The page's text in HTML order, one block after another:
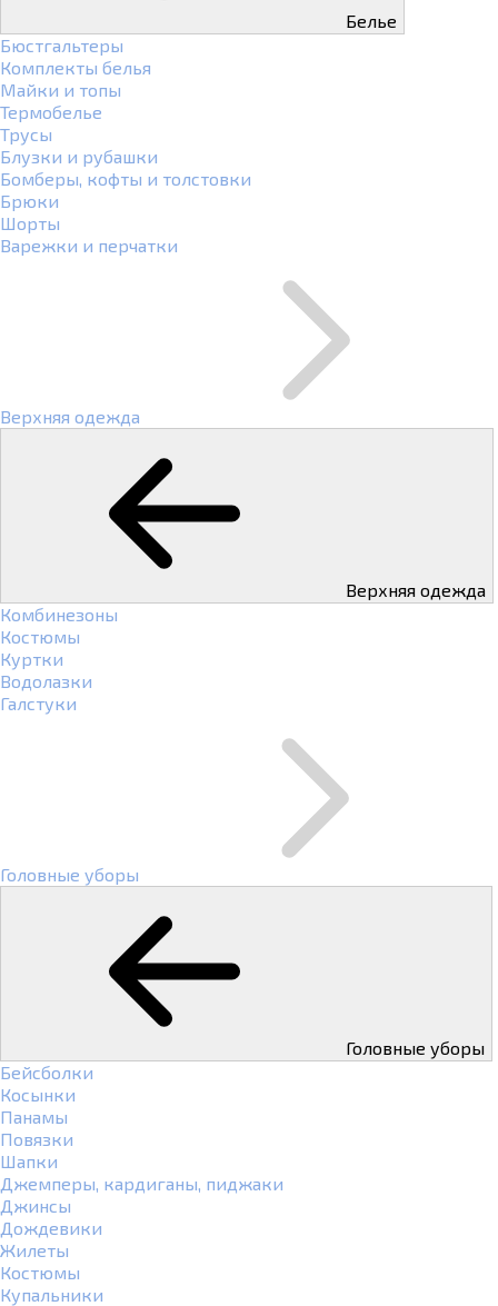
Белье
Бюстгальтеры
Комплекты белья
Майки и топы
Термобелье
Трусы
Блузки и рубашки
Бомберы, кофты и толстовки
Брюки
Шорты
Варежки и перчатки
Верхняя одежда
Верхняя одежда
Комбинезоны
Костюмы
Куртки
Водолазки
Галстуки
Головные уборы
Головные уборы
Бейсболки
Косынки
Панамы
Повязки
Шапки
Джемперы, кардиганы, пиджаки
Джинсы
Дождевики
Жилеты
Костюмы
Купальники